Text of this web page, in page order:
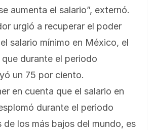
aumenta el salario”, externó.
urgió a recuperar el poder
salario mínimo en México, el
durante el periodo
un 75 por ciento.
en cuenta que el salario en
durante el periodo
de los más bajos del mundo, es